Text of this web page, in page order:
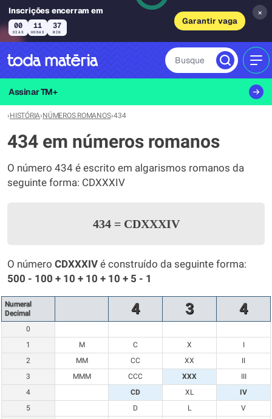
Inscrições encerram em
00
DIAS
11
HORAS
37
MIN
Garantir vaga
×
Busque
Assinar TM+
›HISTÓRIA›NÚMEROS ROMANOS›434
434 em números romanos
O número 434 é escrito em algarismos romanos da
seguinte forma: CDXXXIV
434 =CDXXXIV
O número CDXXXIV é construído da seguinte forma:
500 - 100 + 10 + 10 + 10 + 5 - 1
Numeral
Decimal
4 3 4
0
1
M C X
I
2
MM CC XX
II
3
MMM CCC XXX
III
4
CD XL
IV
5
D L
V